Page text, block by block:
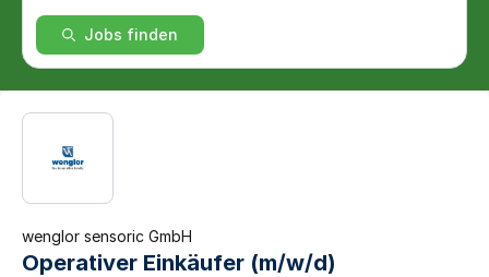
Jobs finden
wenglor sensoric GmbH
Operativer Einkäufer (m/w/d)